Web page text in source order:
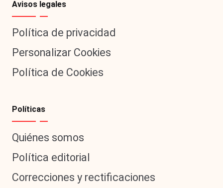
Avisos legales
Política de privacidad
Personalizar Cookies
Política de Cookies
Políticas
Quiénes somos
Política editorial
Correcciones y rectificaciones